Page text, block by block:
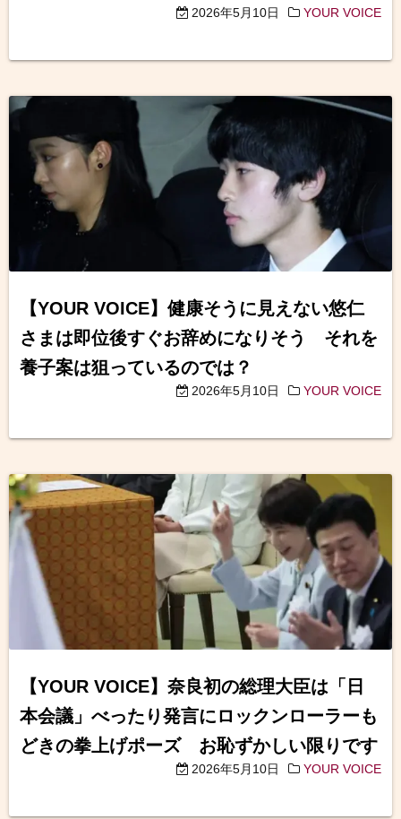
2026年5月10日 YOUR VOICE
【YOUR VOICE】健康そうに見えない悠仁
さまは即位後すぐお辞めになりそう それを
養子案は狙っているのでは？
2026年5月10日 YOUR VOICE
【YOUR VOICE】奈良初の総理大臣は「日
本会議」べったり発言にロックンローラーも
どきの拳上げポーズ お恥ずかしい限りです
2026年5月10日 YOUR VOICE